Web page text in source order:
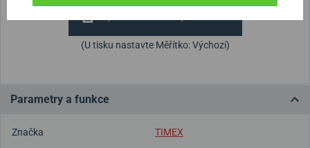
(U tisku nastavte Měřítko: Výchozí)
Parametry a funkce
Značka
TIMEX